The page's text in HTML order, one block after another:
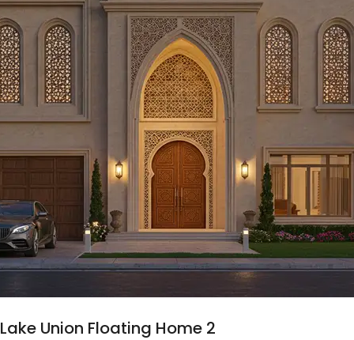
Lake Union Floating Home 2